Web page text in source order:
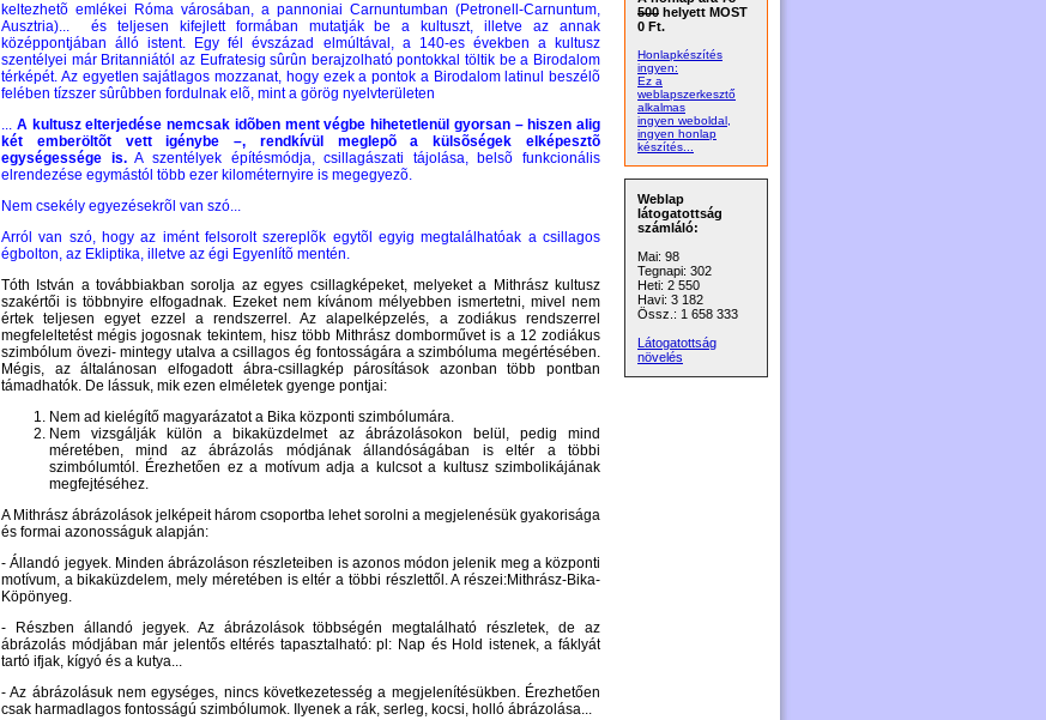
keltezhetõ emlékei Róma városában, a pannoniai Carnuntumban (Petronell-Carnuntum,
Ausztria)... és teljesen kifejlett formában mutatják be a kultuszt, illetve az annak
középpontjában álló istent. Egy fél évszázad elmúltával, a 140-es években a kultusz
szentélyei már Britanniától az Eufratesig sûrûn berajzolható pontokkal töltik be a Birodalom
térképét. Az egyetlen sajátlagos mozzanat, hogy ezek a pontok a Birodalom latinul beszélõ
felében tízszer sûrûbben fordulnak elõ, mint a görög nyelvterületen
... A kultusz elterjedése nemcsak idõben ment végbe hihetetlenül gyorsan – hiszen alig
két emberöltõt vett igénybe –, rendkívül meglepõ a külsõségek elképesztõ
egységessége is.A szentélyek építésmódja, csillagászati tájolása, belsõ funkcionális
elrendezése egymástól több ezer kilométernyire is megegyezõ.
Nem csekély egyezésekrõl van szó...
Arról van szó, hogy az imént felsorolt szereplõk egytõl egyig megtalálhatóak a csillagos
égbolton, az Ekliptika, illetve az égi Egyenlítõ mentén.
Tóth István a továbbiakban sorolja az egyes csillagképeket, melyeket a Mithrász kultusz
szakértői is többnyire elfogadnak. Ezeket nem kívánom mélyebben ismertetni, mivel nem
értek teljesen egyet ezzel a rendszerrel. Az alapelképzelés, a zodiákus rendszerrel
megfeleltetést mégis jogosnak tekintem, hisz több Mithrász domborművet is a 12 zodiákus
szimbólum övezi- mintegy utalva a csillagos ég fontosságára a szimbóluma megértésében.
Mégis, az általánosan elfogadott ábra-csillagkép párosítások azonban több pontban
támadhatók. De lássuk, mik ezen elméletek gyenge pontjai:
Nem ad kielégítő magyarázatot a Bika központi szimbólumára.
Nem vizsgálják külön a bikaküzdelmet az ábrázolásokon belül, pedig mind
méretében, mind az ábrázolás módjának állandóságában is eltér a többi
szimbólumtól. Érezhetően ez a motívum adja a kulcsot a kultusz szimbolikájának
megfejtéséhez.
A Mithrász ábrázolások jelképeit három csoportba lehet sorolni a megjelenésük gyakorisága
és formai azonosságuk alapján:
- Állandó jegyek. Minden ábrázoláson részleteiben is azonos módon jelenik meg a központi
motívum, a bikaküzdelem, mely méretében is eltér a többi részlettől. A részei:Mithrász-Bika-
Köpönyeg.
- Részben állandó jegyek. Az ábrázolások többségén megtalálható részletek, de az
ábrázolás módjában már jelentős eltérés tapasztalható: pl: Nap és Hold istenek, a fáklyát
tartó ifjak, kígyó és a kutya...
- Az ábrázolásuk nem egységes, nincs következetesség a megjelenítésükben. Érezhetően
csak harmadlagos fontosságú szimbólumok. Ilyenek a rák, serleg, kocsi, holló ábrázolása...
500 helyett MOST
0 Ft.
Honlapkészítés
ingyen:
Ez a
weblapszerkesztő
alkalmas
ingyen weboldal,
ingyen honlap
készítés...
Weblap
látogatottság
számláló:
Mai: 98
Tegnapi: 302
Heti: 2 550
Havi: 3 182
Össz.: 1 658 333
Látogatottság
növelés